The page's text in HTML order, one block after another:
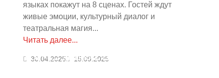
языках покажут на 8 сценах. Гостей ждут
живые эмоции, культурный диалог и
театральная магия...
Читать далее...
30.04.2025 15.09.2025
ТОП-10 детских мастер-классов в